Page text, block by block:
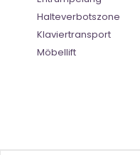
Halteverbotszone
Klaviertransport
Möbellift